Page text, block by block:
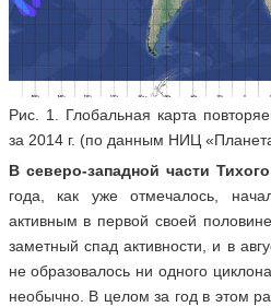
Рис. 1. Глобальная карта
за 2014 г. (по данным НИЦ
В северо-западной части
года, как уже отмечалось,
активным в первой своей
заметный спад активности, и в
не образовалось ни одного
необычно. В целом за год в этом